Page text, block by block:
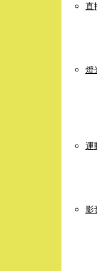
直
燈
運
影